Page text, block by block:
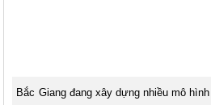
Bắc Giang đang xây dựng nhiều mô